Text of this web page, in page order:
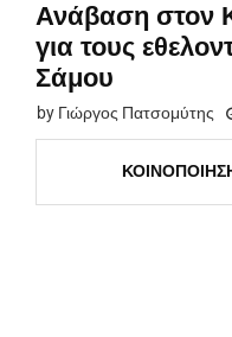
Ανάβαση στον
για τους
Σάμου
by Γιώργος Πατσομύτης